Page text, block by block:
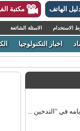
الهاتف مكتبة
الاسئلة الشائعة
اخبار التكنولوجيا
في "التدخين ...